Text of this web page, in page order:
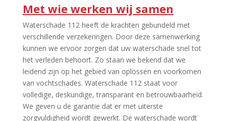
Met wie werken wij samen
Waterschade 112 heeft de krachten gebundeld met
verschillende verzekeringen. Door deze samenwerking
kunnen we ervoor zorgen dat uw waterschade snel tot
het verleden behoort. Zo staan we bekend dat we
leidend zijn op het gebied van oplossen en voorkomen
van vochtschades. Waterschade 112 staat voor
volledige, deskundige, transparant en betrouwbaarheid.
We geven u de garantie dat er met uiterste
zorgvuldigheid wordt gewerkt. De waterschade wordt